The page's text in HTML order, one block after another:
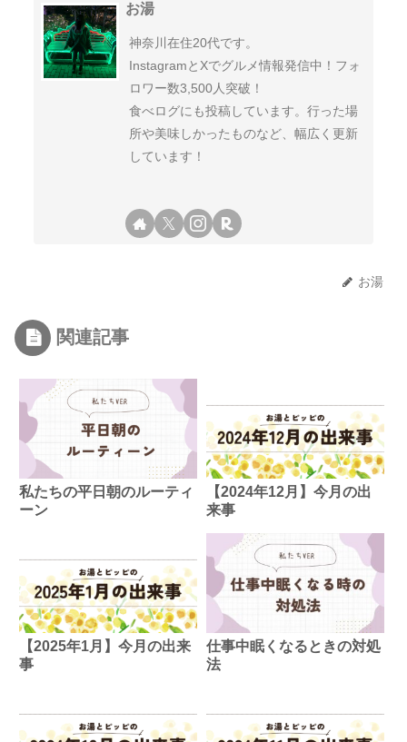
お湯
神奈川在住20代です。
InstagramとXでグルメ情報発信中！フォ
ロワー数3,500人突破！
食べログにも投稿しています。行った場
所や美味しかったものなど、幅広く更新
しています！
お湯
関連記事
私たちの平日朝のルーティ
ーン
【2024年12月】今月の出
来事
【2025年1月】今月の出来
事
仕事中眠くなるときの対処
法